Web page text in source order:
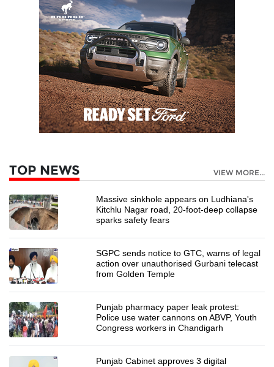
TOP NEWS VIEW MORE...
Massive sinkhole appears on Ludhiana's
Kitchlu Nagar road, 20-foot-deep collapse
sparks safety fears
SGPC sends notice to GTC, warns of legal
action over unauthorised Gurbani telecast
from Golden Temple
Punjab pharmacy paper leak protest:
Police use water cannons on ABVP, Youth
Congress workers in Chandigarh
Punjab Cabinet approves 3 digital